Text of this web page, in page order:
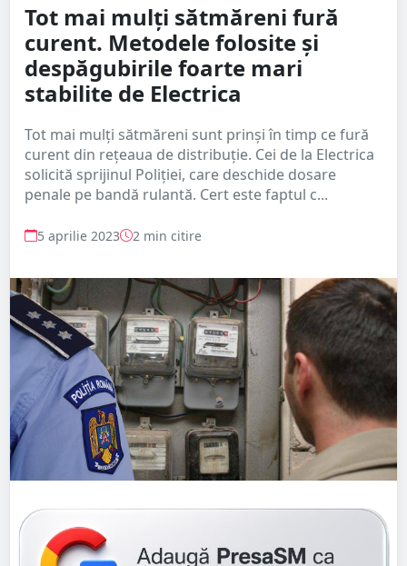
Tot mai mulți sătmăreni fură
curent. Metodele folosite și
despăgubirile foarte mari
stabilite de Electrica
Tot mai mulți sătmăreni sunt prinși în timp ce fură
curent din rețeaua de distribuție. Cei de la Electrica
solicită sprijinul Poliției, care deschide dosare
penale pe bandă rulantă. Cert este faptul c...
5 aprilie 2023 2 min citire